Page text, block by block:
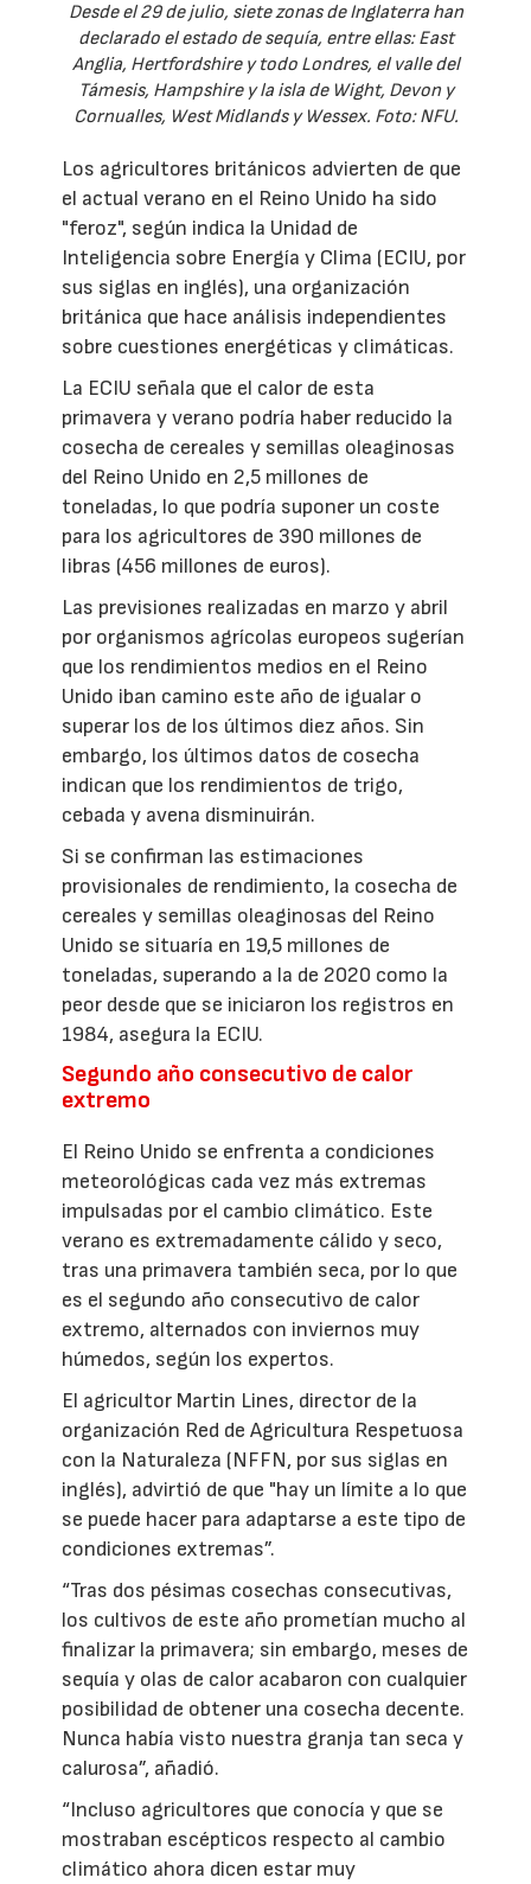
Desde el 29 de julio, siete zonas de Inglaterra han
declarado el estado de sequía, entre ellas: East
Anglia, Hertfordshire y todo Londres, el valle del
Támesis, Hampshire y la isla de Wight, Devon y
Cornualles, West Midlands y Wessex. Foto: NFU.
Los agricultores británicos advierten de que
el actual verano en el Reino Unido ha sido
"feroz", según indica la Unidad de
Inteligencia sobre Energía y Clima (ECIU, por
sus siglas en inglés), una organización
británica que hace análisis independientes
sobre cuestiones energéticas y climáticas.
La ECIU señala que el calor de esta
primavera y verano podría haber reducido la
cosecha de cereales y semillas oleaginosas
del Reino Unido en 2,5 millones de
toneladas, lo que podría suponer un coste
para los agricultores de 390 millones de
libras (456 millones de euros).
Las previsiones realizadas en marzo y abril
por organismos agrícolas europeos sugerían
que los rendimientos medios en el Reino
Unido iban camino este año de igualar o
superar los de los últimos diez años. Sin
embargo, los últimos datos de cosecha
indican que los rendimientos de trigo,
cebada y avena disminuirán.
Si se confirman las estimaciones
provisionales de rendimiento, la cosecha de
cereales y semillas oleaginosas del Reino
Unido se situaría en 19,5 millones de
toneladas, superando a la de 2020 como la
peor desde que se iniciaron los registros en
1984, asegura la ECIU.
Segundo año consecutivo de calor
extremo
El Reino Unido se enfrenta a condiciones
meteorológicas cada vez más extremas
impulsadas por el cambio climático. Este
verano es extremadamente cálido y seco,
tras una primavera también seca, por lo que
es el segundo año consecutivo de calor
extremo, alternados con inviernos muy
húmedos, según los expertos.
El agricultor Martin Lines, director de la
organización Red de Agricultura Respetuosa
con la Naturaleza (NFFN, por sus siglas en
inglés), advirtió de que "hay un límite a lo que
se puede hacer para adaptarse a este tipo de
condiciones extremas”.
“Tras dos pésimas cosechas consecutivas,
los cultivos de este año prometían mucho al
finalizar la primavera; sin embargo, meses de
sequía y olas de calor acabaron con cualquier
posibilidad de obtener una cosecha decente.
Nunca había visto nuestra granja tan seca y
calurosa”, añadió.
“Incluso agricultores que conocía y que se
mostraban escépticos respecto al cambio
climático ahora dicen estar muy